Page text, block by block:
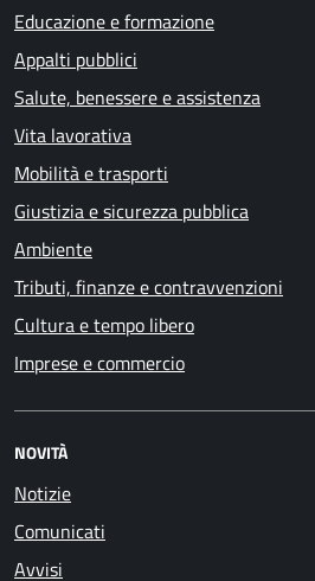
Educazione e formazione
Appalti pubblici
Salute, benessere e assistenza
Vita lavorativa
Mobilità e trasporti
Giustizia e sicurezza pubblica
Ambiente
Tributi, finanze e contravvenzioni
Cultura e tempo libero
Imprese e commercio
NOVITÀ
Notizie
Comunicati
Avvisi